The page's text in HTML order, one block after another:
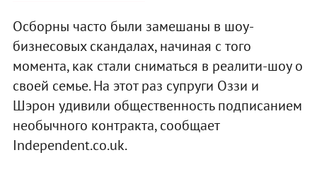
Осборны часто были замешаны в шоу-
бизнесовых скандалах, начиная с того
момента, как стали сниматься в реалити-шоу о
своей семье. На этот раз супруги Оззи и
Шэрон удивили общественность подписанием
необычного контракта, сообщает
Independent.co.uk.